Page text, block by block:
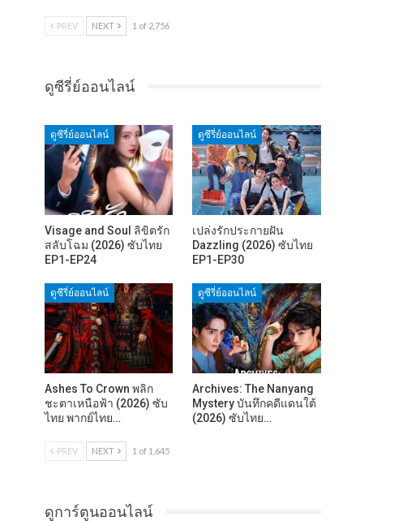
PREV NEXT 1 of 2,756
ดูซีรี่ย์ออนไลน์
ดูซีรี่ย์ออนไลน์
Visage and Soul ลิขิตรัก
สลับโฉม (2026) ซับไทย
EP1-EP24
ดูซีรี่ย์ออนไลน์
เปล่งรักประกายฝัน
Dazzling (2026) ซับไทย
EP1-EP30
ดูซีรี่ย์ออนไลน์
Ashes To Crown พลิก
ชะตาเหนือฟ้า (2026) ซับ
ไทย พากย์ไทย…
ดูซีรี่ย์ออนไลน์
Archives: The Nanyang
Mystery บันทึกคดีแดนใต้
(2026) ซับไทย…
PREV NEXT 1 of 1,645
ดูการ์ตูนออนไลน์